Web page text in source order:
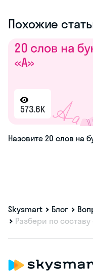
Похожие
573.6K
Назовите 20 слов на
Skysmart Блог
Разбери по